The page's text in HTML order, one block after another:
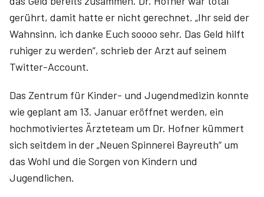
gerührt, damit hatte er nicht gerechnet. „Ihr seid der
Wahnsinn, ich danke Euch soooo sehr. Das Geld hilft
ruhiger zu werden“, schrieb der Arzt auf seinem
Twitter-Account.
Das Zentrum für Kinder- und Jugendmedizin konnte
wie geplant am 13. Januar eröffnet werden, ein
hochmotiviertes Ärzteteam um Dr. Hofner kümmert
sich seitdem in der „Neuen Spinnerei Bayreuth“ um
das Wohl und die Sorgen von Kindern und
Jugendlichen.